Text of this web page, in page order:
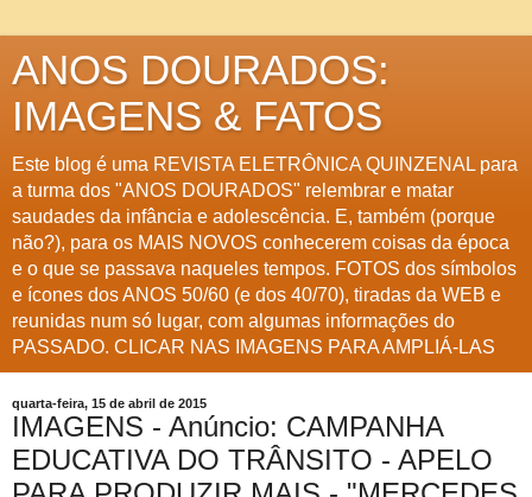
ANOS DOURADOS:
IMAGENS & FATOS
Este blog é uma REVISTA ELETRÔNICA QUINZENAL para
a turma dos "ANOS DOURADOS" relembrar e matar
saudades da infância e adolescência. E, também (porque
não?), para os MAIS NOVOS conhecerem coisas da época
e o que se passava naqueles tempos. FOTOS dos símbolos
e ícones dos ANOS 50/60 (e dos 40/70), tiradas da WEB e
reunidas num só lugar, com algumas informações do
PASSADO. CLICAR NAS IMAGENS PARA AMPLIÁ-LAS
quarta-feira, 15 de abril de 2015
IMAGENS - Anúncio: CAMPANHA
EDUCATIVA DO TRÂNSITO - APELO